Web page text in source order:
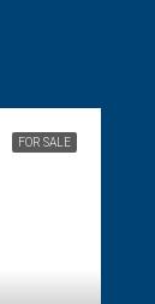
FOR SALE